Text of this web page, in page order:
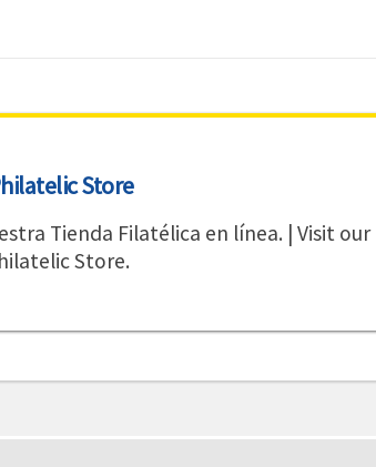
Store
Tienda Filatélica en línea. | Visit our
Store.